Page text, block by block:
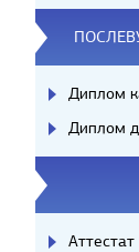
Диплом
Диплом